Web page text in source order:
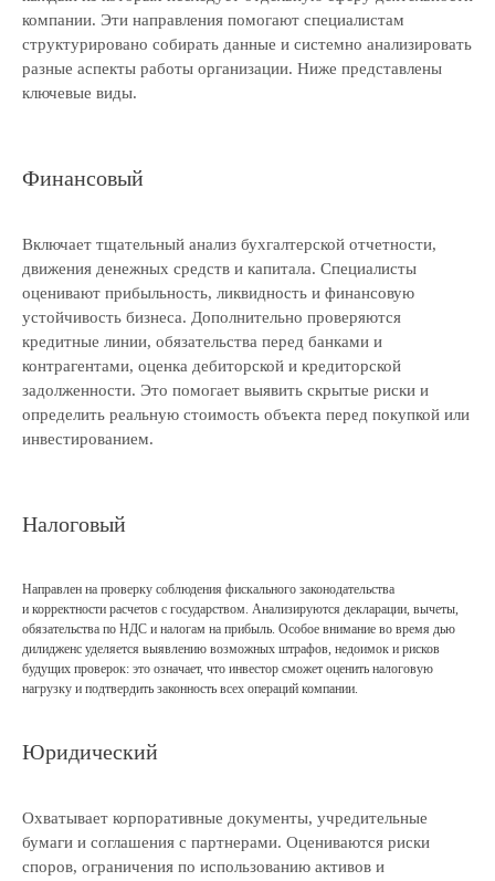
компании. Эти направления помогают специалистам
структурировано собирать данные и системно анализировать
разные аспекты работы организации. Ниже представлены
ключевые виды.
Финансовый
Включает тщательный анализ бухгалтерской отчетности,
движения денежных средств и капитала. Специалисты
оценивают прибыльность, ликвидность и финансовую
устойчивость бизнеса. Дополнительно проверяются
кредитные линии, обязательства перед банками и
контрагентами, оценка дебиторской и кредиторской
задолженности. Это помогает выявить скрытые риски и
определить реальную стоимость объекта перед покупкой или
инвестированием.
Налоговый
Направлен на проверку соблюдения фискального законодательства
и корректности расчетов с государством. Анализируются декларации, вычеты,
обязательства по НДС и налогам на прибыль. Особое внимание во время дью
дилидженс уделяется выявлению возможных штрафов, недоимок и рисков
будущих проверок: это означает, что инвестор сможет оценить налоговую
нагрузку и подтвердить законность всех операций компании.
Юридический
Охватывает корпоративные документы, учредительные
бумаги и соглашения с партнерами. Оцениваются риски
споров, ограничения по использованию активов и